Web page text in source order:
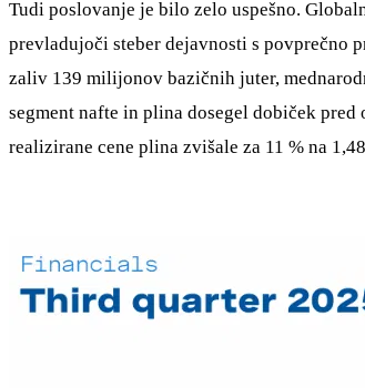
Tudi poslovanje je bilo zelo uspešno.
prevladujoči steber dejavnosti s povprečno
zaliv 139 milijonov bazičnih juter,
segment nafte in plina dosegel dobiček
realizirane cene plina zvišale za 11 % na